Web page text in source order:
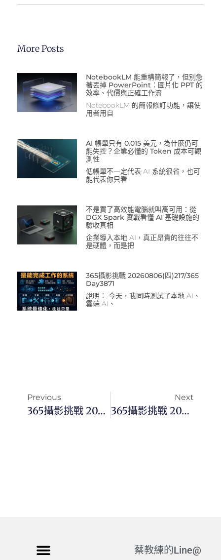
More Posts
NotebookLM 能重構簡報了，但別急
著丟掉 PowerPoint：圖片化 PPT 的
效率、代價與正確工作流
NotebookLM 的簡報修訂功能，讓使
用者用自
AI 帳單只有 0.015 美元，為什麼仍可
能失控？企業必懂的 Token 成本可觀
測性
低帳單不一定代表 AI 系統很省，也可
能代表你只看
不是買了高效能電腦就叫高可用：從
DGX Spark 實戰看懂 AI 基礎設施的
驗收真相
企業導入本地 AI，真正昂貴的往往不
是硬體，而是把
365攝影挑戰 20260806(四)217/365
Day3871
說明： 今天，我同時測試了本地 AI、
雲端 AI、
Previous
365攝影挑戰 20251031(五)304/365 Day3573
Next
365攝影挑戰 20251102(日)306/365 Day3575
蔡教練的Line@